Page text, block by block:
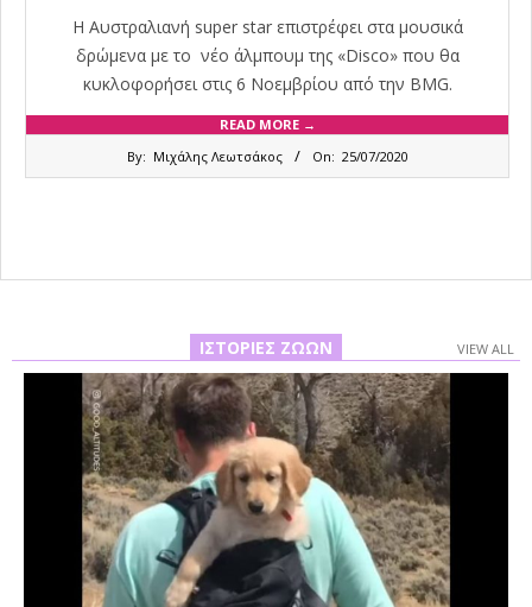
H Αυστραλιανή super star επιστρέφει στα μουσικά
δρώμενα με το νέο άλμπουμ της «Disco» που θα
κυκλοφορήσει στις 6 Νοεμβρίου από την BMG.
READ MORE →
By: Μιχάλης Λεωτσάκος On: 25/07/2020
ΙΣΤΟΡΊΕΣ ΖΏΩΝ VIEW ALL